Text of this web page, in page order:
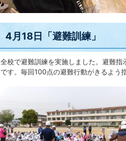
4月18日「避難訓練」
全校で避難訓練を実施しました。避難
です。毎回100点の避難行動がきるよう